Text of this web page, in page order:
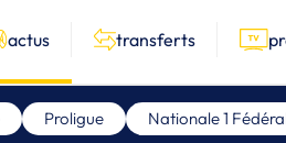
actus transferts
Proligue Nationale 1